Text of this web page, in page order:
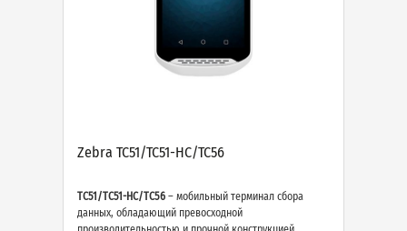
Zebra TC51/TC51-HC/TC56
TC51/TC51-HC/TC56 – мобильный терминал сбора
данных, обладающий превосходной